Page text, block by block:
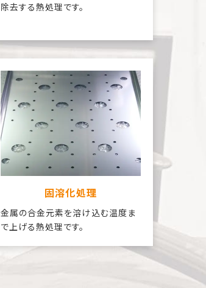
除去する熱処理です。
固溶化処理
金属の合金元素を溶け込む温度ま
で上げる熱処理です。